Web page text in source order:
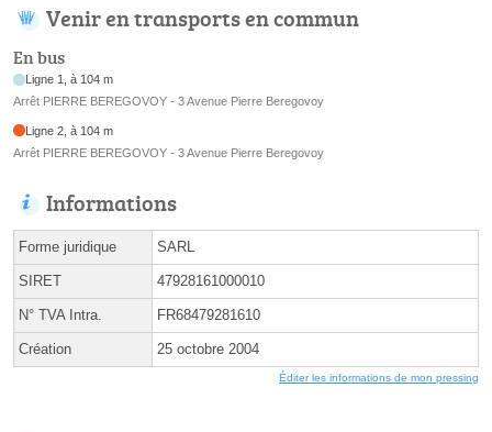
Venir en transports en commun
En bus
Ligne 1, à 104 m
Arrêt PIERRE BEREGOVOY - 3 Avenue Pierre Beregovoy
Ligne 2, à 104 m
Arrêt PIERRE BEREGOVOY - 3 Avenue Pierre Beregovoy
Informations
Forme juridique SARL
SIRET 47928161000010
N° TVA Intra. FR68479281610
Création 25 octobre 2004
Éditer les informations de mon pressing